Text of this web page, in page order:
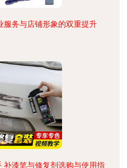
服务与店铺形象的双重提升
补漆笔与修复剂选购与使用指